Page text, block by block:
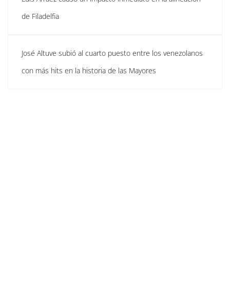
de Filadelfia
José Altuve subió al cuarto puesto entre los venezolanos
con más hits en la historia de las Mayores